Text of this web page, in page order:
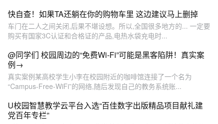
快自查！如果TA还躺在你的购物车里 这边建议马上删掉
车门在二人之间关闭,后果不堪设想。所以,全国很多地方的... 一定要
购买有国家3C认证和合格证的产品,电热水袋充电时...
@同学们 校园周边的“免费Wi-Fi”可能是黑客陷阱！真实案
例→
真实案例某高校学生小李在校园附近的咖啡馆连接了一个名为
“Campus-Free-WiFi”的网络,随后发现自己的教务系统账...
U校园智慧教学云平台入选“百佳数字出版精品项目献礼建
党百年专栏”